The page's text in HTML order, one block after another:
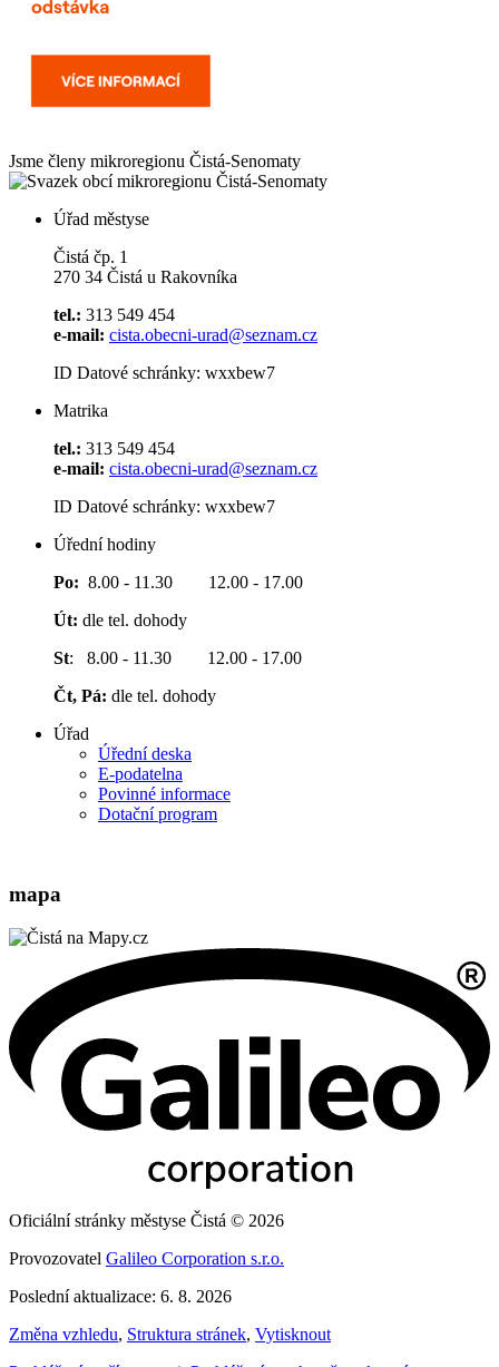
Jsme členy mikroregionu Čistá-Senomaty
Úřad městyse
Čistá čp. 1
270 34 Čistá u Rakovníka
tel.: 313 549 454
e-mail: cista.obecni-urad@seznam.cz
ID Datové schránky: wxxbew7
Matrika
tel.: 313 549 454
e-mail: cista.obecni-urad@seznam.cz
ID Datové schránky: wxxbew7
Úřední hodiny
Po: 8.00 - 11.30 12.00 - 17.00
Út: dle tel. dohody
St: 8.00 - 11.30 12.00 - 17.00
Čt, Pá: dle tel. dohody
Úřad
Úřední deska
E-podatelna
Povinné informace
Dotační program
mapa
Oficiální stránky městyse Čistá © 2026
Provozovatel Galileo Corporation s.r.o.
Poslední aktualizace: 6. 8. 2026
Změna vzhledu, Struktura stránek, Vytisknout